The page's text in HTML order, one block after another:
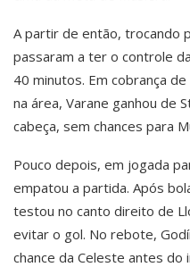
A partir de então, trocando
passaram a ter o controle
40 minutos. Em cobrança
na área, Varane ganhou de
cabeça, sem chances para
Pouco depois, em jogada
empatou a partida. Após
testou no canto direito de
evitar o gol. No rebote,
chance da Celeste antes do